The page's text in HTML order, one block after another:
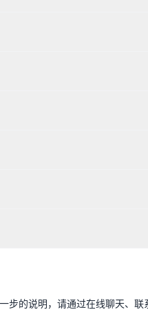
步的说明，请通过在线聊天、